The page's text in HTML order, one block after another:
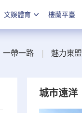
文娛體育 樓蘭平臺
一帶一路 魅力東盟
城市遠洋